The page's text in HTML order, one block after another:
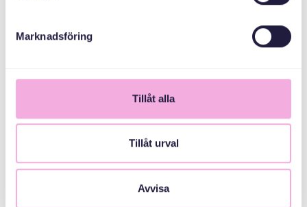
Marknadsföring
Tillåt alla
Tillåt urval
Avvisa
1